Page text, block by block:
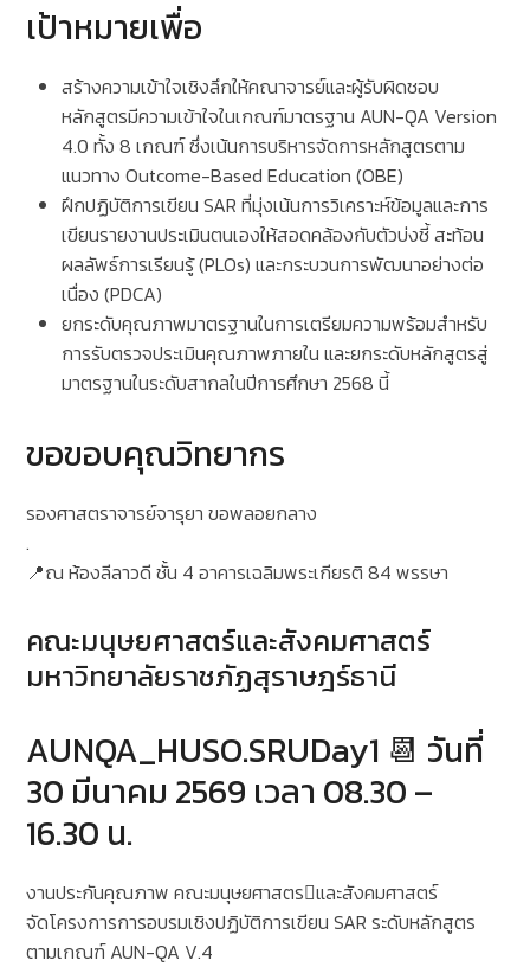
เป้าหมายเพื่อ
สร้างความเข้าใจเชิงลึกให้คณาจารย์และผู้รับผิดชอบ
หลักสูตรมีความเข้าใจในเกณฑ์มาตรฐาน AUN-QA Version
4.0 ทั้ง 8 เกณฑ์ ซึ่งเน้นการบริหารจัดการหลักสูตรตาม
แนวทาง Outcome-Based Education (OBE)
ฝึกปฏิบัติการเขียน SAR ที่มุ่งเน้นการวิเคราะห์ข้อมูลและการ
เขียนรายงานประเมินตนเองให้สอดคล้องกับตัวบ่งชี้ สะท้อน
ผลลัพธ์การเรียนรู้ (PLOs) และกระบวนการพัฒนาอย่างต่อ
เนื่อง (PDCA)
ยกระดับคุณภาพมาตรฐานในการเตรียมความพร้อมสำหรับ
การรับตรวจประเมินคุณภาพภายใน และยกระดับหลักสูตรสู่
มาตรฐานในระดับสากลในปีการศึกษา 2568 นี้
ขอขอบคุณวิทยากร
รองศาสตราจารย์จารุยา ขอพลอยกลาง
.
📍ณ ห้องลีลาวดี ชั้น 4 อาคารเฉลิมพระเกียรติ 84 พรรษา
คณะมนุษยศาสตร์และสังคมศาสตร์
มหาวิทยาลัยราชภัฏสุราษฎร์ธานี
AUNQA_HUSO.SRUDay1 📆 วันที่
30 มีนาคม 2569 เวลา 08.30 –
16.30 น.
งานประกันคุณภาพ คณะมนุษยศาสตรและสังคมศาสตร์
จัดโครงการการอบรมเชิงปฏิบัติการเขียน SAR ระดับหลักสูตร
ตามเกณฑ์ AUN-QA V.4